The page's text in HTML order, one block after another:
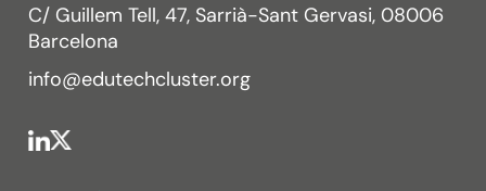
C/ Guillem Tell, 47, Sarrià-Sant Gervasi, 08006
Barcelona
info@edutechcluster.org